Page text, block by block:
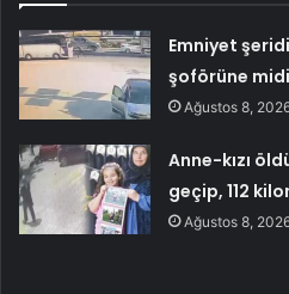
Emniyet
şoförüne
Ağustos 8,
Anne-kızı
geçip, 112
Ağustos 8,